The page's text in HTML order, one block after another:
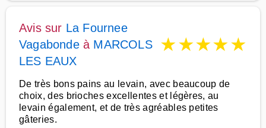
Avis sur La Fournee
Vagabondeà MARCOLS
LES EAUX
★★★★★
De très bons pains au levain, avec beaucoup de
choix, des brioches excellentes et légères, au
levain également, et de très agréables petites
gâteries.